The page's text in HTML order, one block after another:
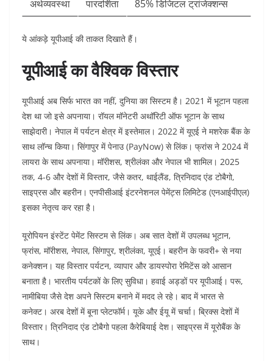
अर्थव्यवस्था पारदर्शिता 85% डिजिटल ट्रांजेक्शन्स ​
ये आंकड़े यूपीआई की ताकत दिखाते हैं।​
यूपीआई का वैश्विक विस्तार
यूपीआई अब सिर्फ भारत का नहीं, दुनिया का सिस्टम है। 2021 में भूटान पहला
देश था जो इसे अपनाया। रॉयल मॉनेटरी अथॉरिटी ऑफ भूटान के साथ
साझेदारी। नेपाल में पर्यटन क्षेत्र में इस्तेमाल। 2022 में यूएई ने मशरेक बैंक के
साथ लॉन्च किया। सिंगापुर में पेनाउ (PayNow) से लिंक। फ्रांस ने 2024 में
लायरा के साथ अपनाया। मॉरीशस, श्रीलंका और नेपाल भी शामिल। 2025
तक, 4-6 और देशों में विस्तार, जैसे कतर, थाईलैंड, त्रिनिदाद एंड टोबैगो,
साइप्रस और बहरीन। एनपीसीआई इंटरनेशनल पेमेंट्स लिमिटेड (एनआईपीएल)
इसका नेतृत्व कर रहा है।​
यूरोपियन इंस्टेंट पेमेंट सिस्टम से लिंक। अब सात देशों में उपलब्ध भूटान,
फ्रांस, मॉरीशस, नेपाल, सिंगापुर, श्रीलंका, यूएई। बहरीन के फवरी+ से नया
कनेक्शन। यह विस्तार पर्यटन, व्यापार और डायस्पोरा रेमिटेंस को आसान
बनाता है। भारतीय पर्यटकों के लिए सुविधा। हवाई अड्डों पर यूपीआई। परू,
नामीबिया जैसे देश अपने सिस्टम बनाने में मदद ले रहे। बाद में भारत से
कनेक्ट। अरब देशों में बूना प्लेटफॉर्म। यूके और ईयू में चर्चा। ब्रिक्स देशों में
विस्तार। त्रिनिदाद एंड टोबैगो पहला कैरेबियाई देश। साइप्रस में यूरोबैंक के
साथ।​